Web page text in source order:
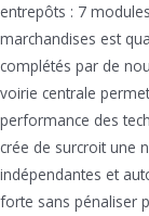
entrepôts : 7
marchandises est
complétés par de
voirie centrale
performance des
crée de surcroit une
indépendantes et
forte sans pénaliser